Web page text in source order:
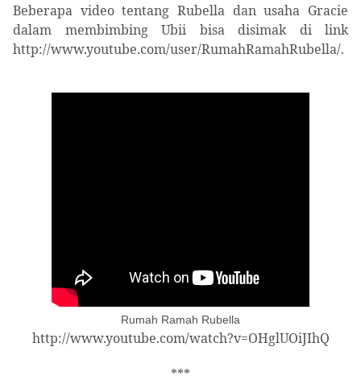
Beberapa video tentang Rubella dan usaha Gracie
dalam membimbing Ubii bisa disimak di link
http://www.youtube.com/user/RumahRamahRubella/.
Rumah Ramah Rubella
http://www.youtube.com/watch?v=OHglUOiJIhQ
***